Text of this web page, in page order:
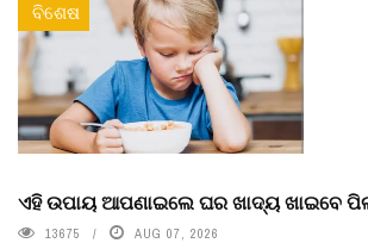
ବିଶେଷ
ଏହି ଉପାୟ ଆପଣାଇଲେ ଘର ଖାଦ୍ୟ ଖାଇବେ
13675 AUG 07, 2026